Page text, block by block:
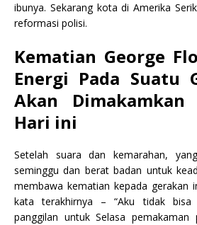
ibunya. Sekarang kota di Amerika
reformasi polisi.
Kematian George
Energi Pada Suatu
Akan
Hari ini
Setelah suara dan kemarahan,
seminggu dan berat badan untuk
membawa kematian kepada gerakan
kata terakhirnya – “Aku tidak bisa
panggilan untuk Selasa pemakaman